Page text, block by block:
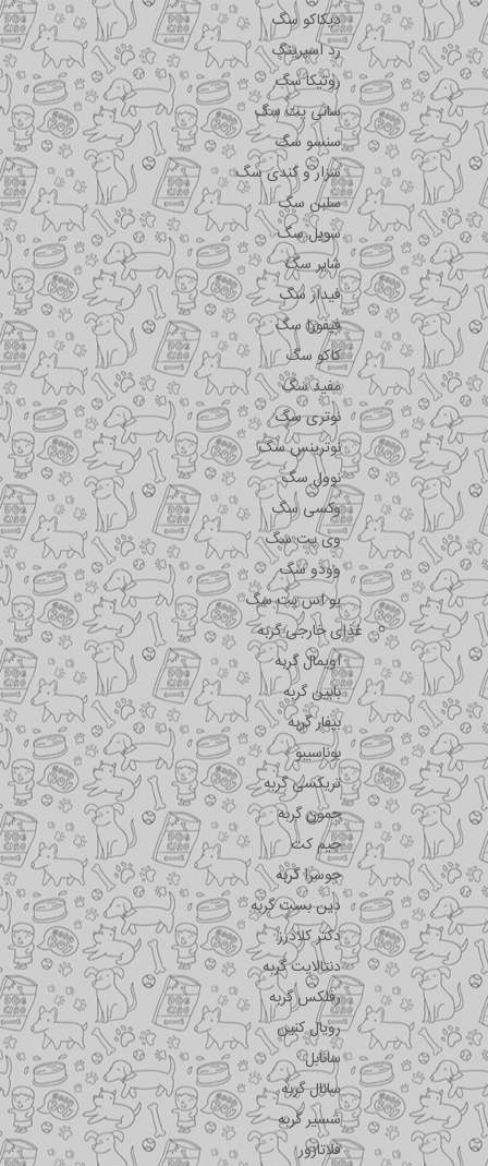
دیکاکو سگ
رد اسپرینگ
روتیکا سگ
سانی پت سگ
سنسو سگ
سزار و کندی سگ
سلبن سگ
سویل سگ
شایر سگ
فیدار سگ
فیفورا سگ
کاکو سگ
مفید سگ
نوتری سگ
نوترینس سگ
نوول سگ
وکسی سگ
وی پت سگ
وودو سگ
یو اس پت سگ
غذای خارجی گربه
اویمال گربه
بابین گربه
بیفار گربه
بوناسیبو
تریکسی گربه
جمون گربه
جیم کت
جوسرا گربه
دین بست گربه
دکتر کلادرز
دنتالایت گربه
رفلکس گربه
رویال کنین
سانابل
سانال گربه
شسیر گربه
فلاتازور